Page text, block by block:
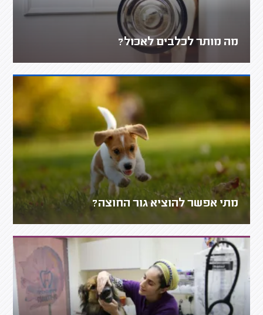
מה מותר לכלבים לאכול?
מתי אפשר להוציא גור החוצה?